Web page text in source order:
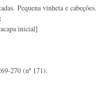
Pequena vinheta e cabeções.
inicial]
270 (nº 171).